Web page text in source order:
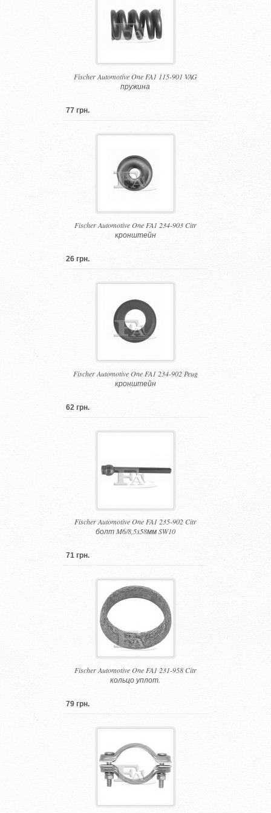
Fischer Automotive One FA1 115-901 VAG
пружина
77 грн.
Fischer Automotive One FA1 234-903 Citr
кронштейн
26 грн.
Fischer Automotive One FA1 234-902 Peug
кронштейн
62 грн.
Fischer Automotive One FA1 235-902 Citr
болт M6/8,5x58мм SW10
71 грн.
Fischer Automotive One FA1 231-958 Citr
кольцо уплот.
79 грн.